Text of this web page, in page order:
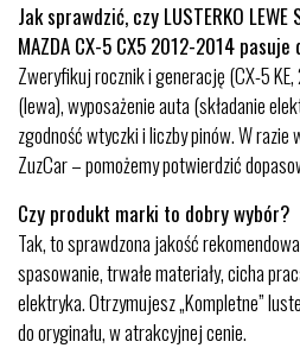
Jak sprawdzić, czy LUSTERKO LEWE
MAZDA CX-5 CX5 2012-2014
Zweryfikuj rocznik i generację (CX-5
(lewa), wyposażenie auta (składanie
zgodność wtyczki i liczby pinów. W
ZuzCar – pomożemy potwierdzić
Czy produkt marki to dobry wybór?
Tak, to sprawdzona jakość
spasowanie, trwałe materiały, cicha
elektryka. Otrzymujesz „Kompletne”
do oryginału, w atrakcyjnej cenie.